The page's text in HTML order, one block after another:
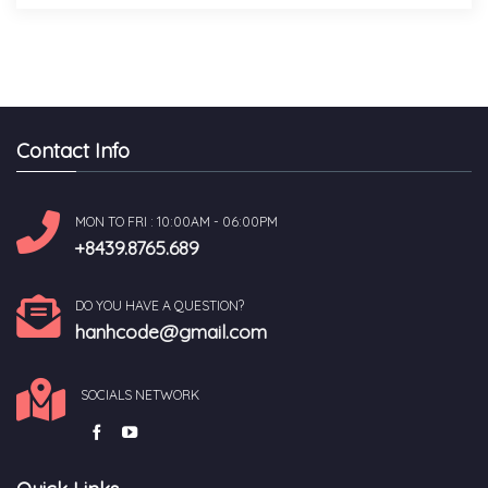
Contact Info
MON TO FRI : 10:00AM - 06:00PM
+8439.8765.689
DO YOU HAVE A QUESTION?
hanhcode@gmail.com
SOCIALS NETWORK